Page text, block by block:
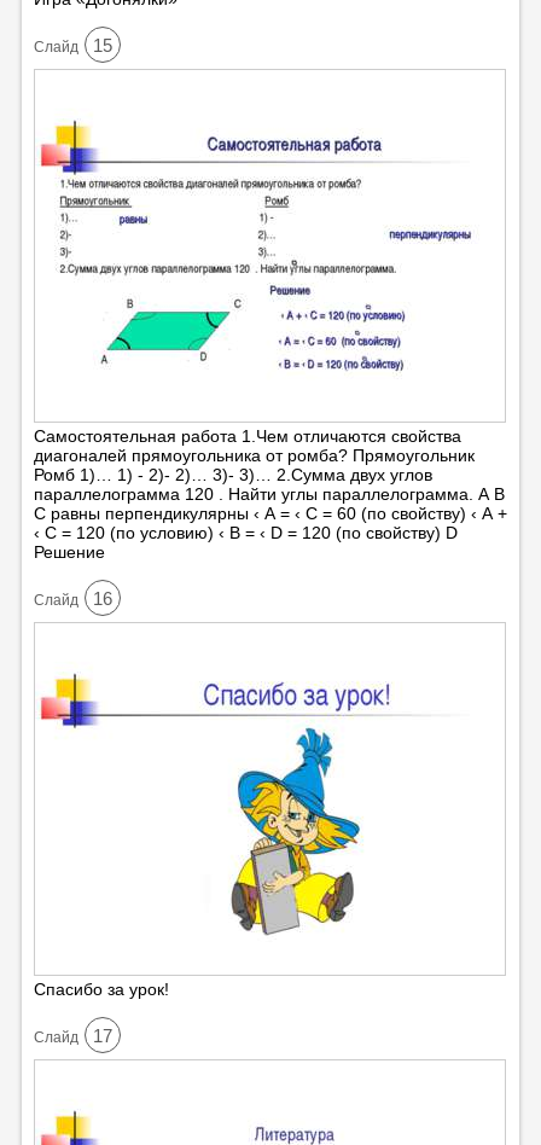
Cлайд 15
Самостоятельная работа 1.Чем отличаются свойства
диагоналей прямоугольника от ромба? Прямоугольник
Ромб 1)… 1) - 2)- 2)… 3)- 3)… 2.Сумма двух углов
параллелограмма 120 . Найти углы параллелограмма. А В
С равны перпендикулярны ‹ А = ‹ С = 60 (по свойству) ‹ А +
‹ С = 120 (по условию) ‹ В = ‹ D = 120 (по свойству) D
Решение
Cлайд 16
Спасибо за урок!
Cлайд 17